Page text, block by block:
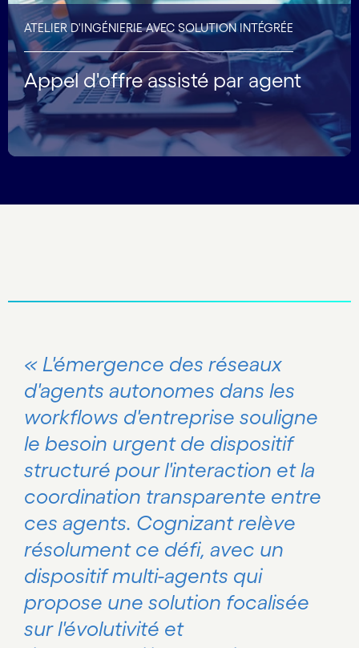
ATELIER D'INGÉNIERIE AVEC SOLUTION INTÉGRÉE
Appel d'offre assisté par agent
« L'émergence des réseaux
d'agents autonomes dans les
workflows d'entreprise souligne
le besoin urgent de dispositif
structuré pour l'interaction et la
coordination transparente entre
ces agents. Cognizant relève
résolument ce défi, avec un
dispositif multi-agents qui
propose une solution focalisée
sur l'évolutivité et